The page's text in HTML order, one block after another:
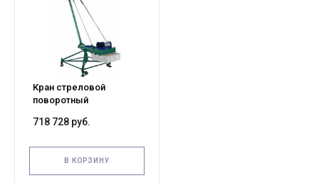
Кран стреловой
поворотный
с ручным поворотом
718 728 руб.
В КОРЗИНУ